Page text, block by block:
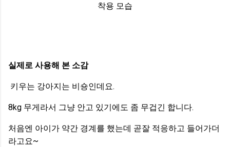
착용 모습
실제로 사용해 본 소감
키우는 강아지는 비숑인데요.
8kg 무게라서 그냥 안고 있기에도 좀 무겁긴 합니다.
처음엔 아이가 약간 경계를 했는데 곧잘 적응하고 들어가더
라고요~